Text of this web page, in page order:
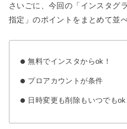
さいごに、今回の「インスタグ
指定」のポイントをまとめて並
無料でインスタからok！
プロアカウントが条件
日時変更も削除もいつでもok